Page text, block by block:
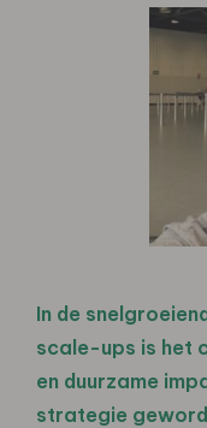
In de
scale-ups is het
en duurzame
strategie